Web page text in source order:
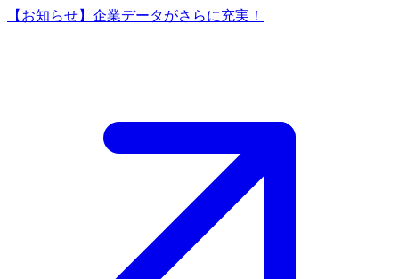
【お知らせ】企業データがさらに充実！